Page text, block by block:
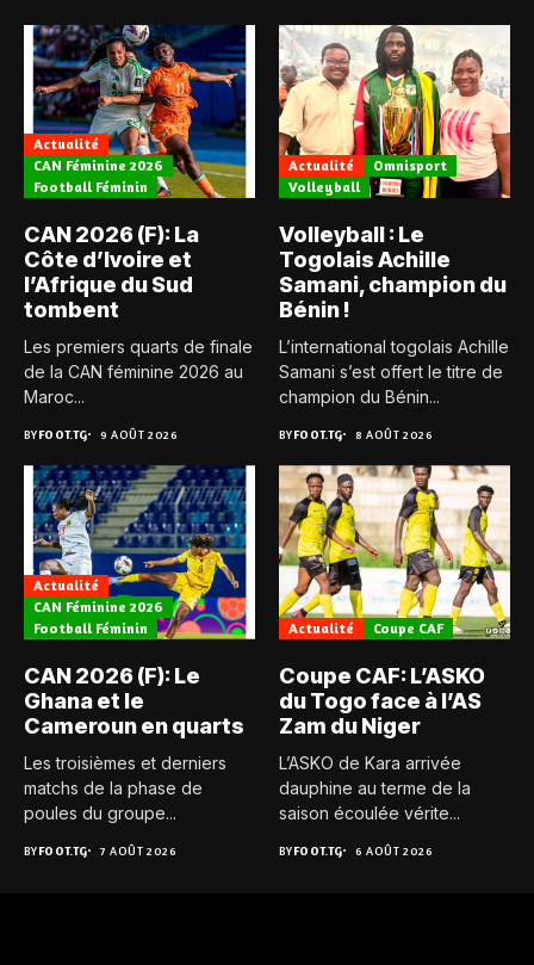
Actualité
CAN Féminine 2026
Football Féminin
CAN 2026 (F): La
Côte d’Ivoire et
l’Afrique du Sud
tombent
Les premiers quarts de finale
de la CAN féminine 2026 au
Maroc...
BYFOOT.TG 9 AOÛT 2026
Actualité
Omnisport
Volleyball
Volleyball : Le
Togolais Achille
Samani, champion du
Bénin !
L’international togolais Achille
Samani s’est offert le titre de
champion du Bénin...
BYFOOT.TG 8 AOÛT 2026
Actualité
CAN Féminine 2026
Football Féminin
CAN 2026 (F): Le
Ghana et le
Cameroun en quarts
Les troisièmes et derniers
matchs de la phase de
poules du groupe...
BYFOOT.TG 7 AOÛT 2026
Actualité Coupe CAF
Coupe CAF: L’ASKO
du Togo face à l’AS
Zam du Niger
L’ASKO de Kara arrivée
dauphine au terme de la
saison écoulée vérite...
BYFOOT.TG 6 AOÛT 2026